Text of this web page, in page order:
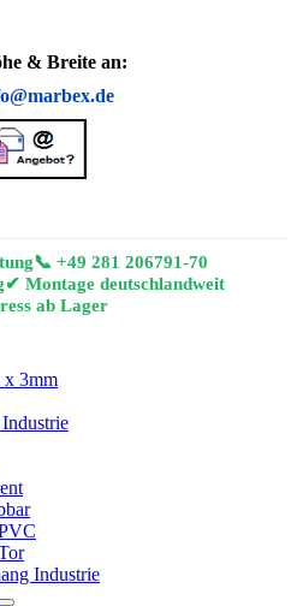
& Breite an:
📞 +49 281 206791-70
✔ Montage deutschlandweit
ab Lager
x 3mm
Industrie